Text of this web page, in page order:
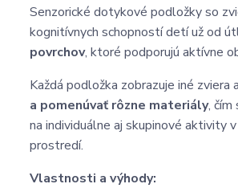
Senzorické dotykové podložky so
kognitívnych schopností detí už od
povrchov, ktoré podporujú aktívne
Každá podložka zobrazuje iné
a pomenúvať rôzne materiály, čím
na individuálne aj skupinové aktivity
prostredí.
Vlastnosti a výhody: